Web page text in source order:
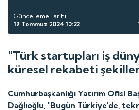
Güncelleme Tarihi:
19 Temmuz 2024 10:22
"Türk startupları iş
küresel rekabeti
Cumhurbaşkanlığı Yatırım Ofisi
Dağlıoğlu, "Bugün Türkiye'de,